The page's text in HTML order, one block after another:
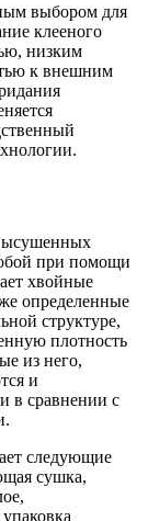
выбором для
клееного
низким
к внешним
при помощи
хвойные
определенные
структуре,
плотность
из него,
и
в сравнении с
следующие
сушка,